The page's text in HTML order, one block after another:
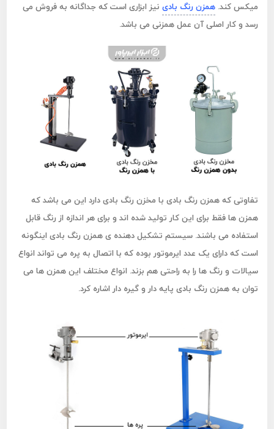
میکس کند.همزن رنگ بادی نیز ابزاری است که جداگانه به فروش می
رسد و کار اصلی آن عمل همزنی می باشد.
تفاوتی که همزن رنگ بادی با مخزن رنگ بادی دارد این می باشد که
همزن ها فقط برای این کار تولید شده اند و برای هر اندازه از رنگ قابل
استفاده می باشند. سیستم تشکیل دهنده ی همزن رنگ بادی اینگونه
است که دارای یک عدد ایرموتور بوده که با اتصال به پره می تواند انواع
سیالات و رنگ ها را به راحتی هم بزند. انواع مختلف این همزن ها می
توان به همزن رنگ بادی پایه دار و گیره دار اشاره کرد.